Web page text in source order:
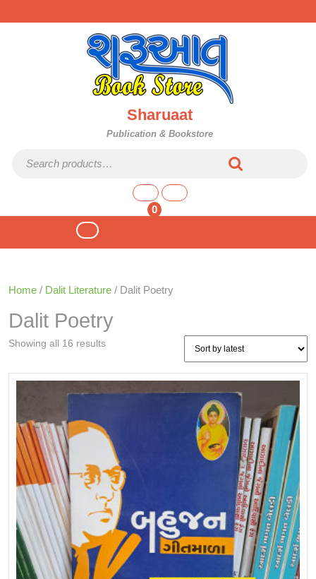
to
Sharuaat
Publication & Bookstore
0
shopping
Open
Home / Dalit Literature / Dalit Poetry
Dalit Poetry
Showing all 16 resultsSorted
latest